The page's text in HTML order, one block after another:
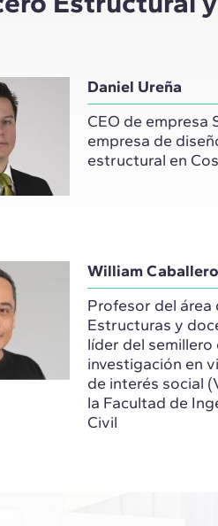
Daniel Ureña
CEO de empresa
empresa de
estructural en
William Caballero
Profesor del área
Estructuras y
líder del semillero
investigación en
de interés social
la Facultad de
Civil